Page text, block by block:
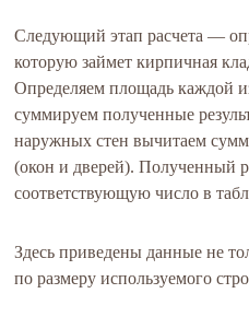
Следующий этап расчета —
которую займет кирпичная
Определяем площадь каждой
суммируем полученные
наружных стен вычитаем
(окон и дверей). Полученный
соответствующую число в
Здесь приведены данные не
по размеру используемого